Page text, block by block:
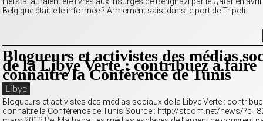
Belgique était-elle informée ? Armement saisi dans le port de Tripoli.
Blogueurs et activistes des médias
de la Libye Verte : contribuez à faire
connaître la Conférence de Tunis
Libye
Blogueurs et activistes des médias sociaux de la Libye Verte :
connaître la Conférence de Tunis Source : http://stcom.net/news/